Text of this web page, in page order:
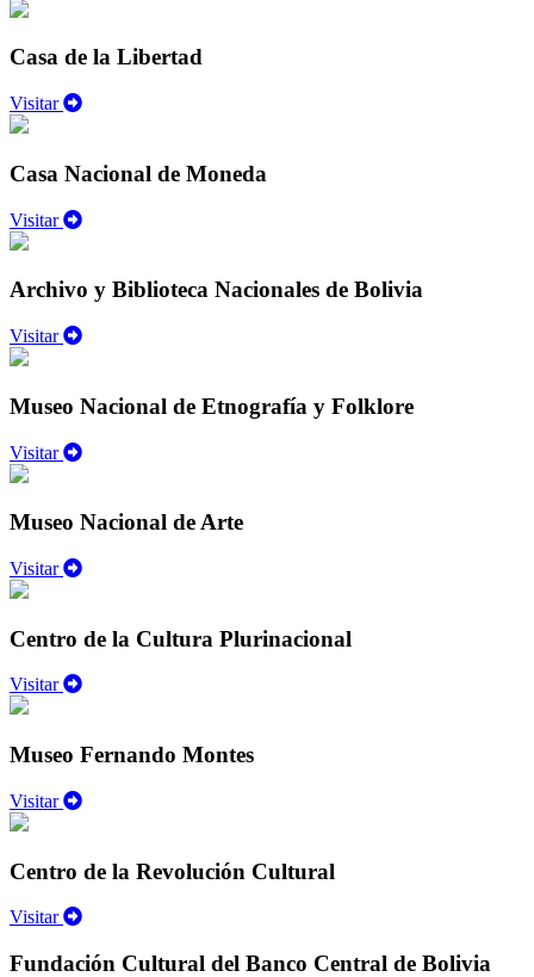
Casa de la Libertad
Visitar
Casa Nacional de Moneda
Visitar
Archivo y Biblioteca Nacionales de Bolivia
Visitar
Museo Nacional de Etnografía y Folklore
Visitar
Museo Nacional de Arte
Visitar
Centro de la Cultura Plurinacional
Visitar
Museo Fernando Montes
Visitar
Centro de la Revolución Cultural
Visitar
Fundación Cultural del Banco Central de Bolivia